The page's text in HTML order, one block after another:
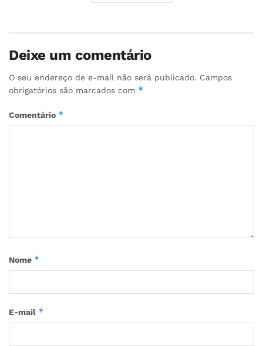
Deixe um comentário
O seu endereço de e-mail não será publicado. Campos
obrigatórios são marcados com *
Comentário *
Nome *
E-mail *